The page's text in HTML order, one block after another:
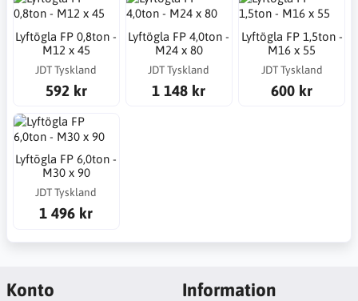
Lyftögla FP 0,8ton -
M12 x 45
JDT Tyskland
592 kr
Lyftögla FP 4,0ton -
M24 x 80
JDT Tyskland
1 148 kr
Lyftögla FP 1,5ton -
M16 x 55
JDT Tyskland
600 kr
Lyftögla FP 6,0ton -
M30 x 90
JDT Tyskland
1 496 kr
Konto Information